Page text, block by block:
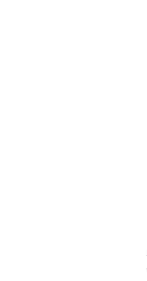
Una publicación compartida por